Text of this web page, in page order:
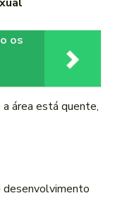
os
área está quente,
desenvolvimento